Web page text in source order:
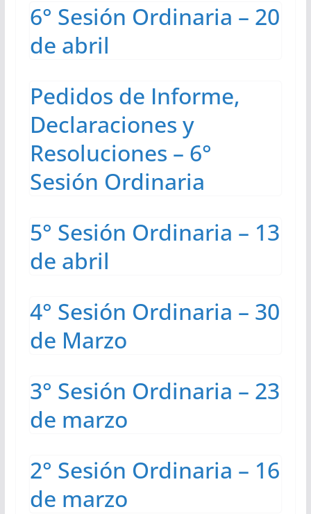
6° Sesión Ordinaria – 20
de abril
Pedidos de Informe,
Declaraciones y
Resoluciones – 6°
Sesión Ordinaria
5° Sesión Ordinaria – 13
de abril
4° Sesión Ordinaria – 30
de Marzo
3° Sesión Ordinaria – 23
de marzo
2° Sesión Ordinaria – 16
de marzo